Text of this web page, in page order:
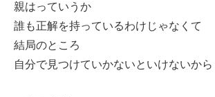
親はっていうか
誰も正解を持っているわけじゃなくて
結局のところ
自分で見つけていかないといけないから